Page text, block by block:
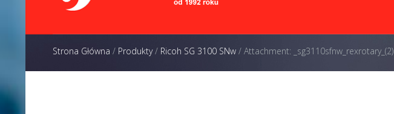
Strona Główna / Produkty/ Ricoh SG 3100 SNw / Attachment: _sg3110sfnw_rexrotary_(2)